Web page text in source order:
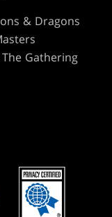
& Dragons
The Gathering